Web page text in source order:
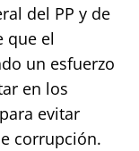
del PP y de
que el
un esfuerzo
en los
evitar
corrupción.